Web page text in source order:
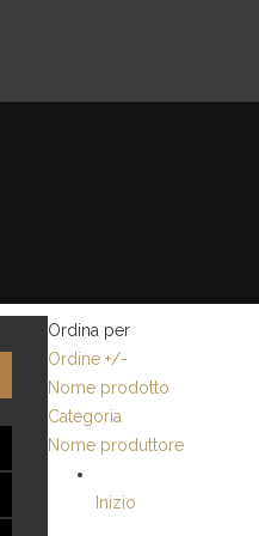
Ordina per
Ordine +/-
Nome prodotto
Categoria
Nome produttore
Inizio